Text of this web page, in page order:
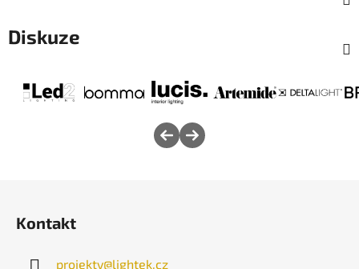
Diskuze
Kontakt
projekty@lightek.cz